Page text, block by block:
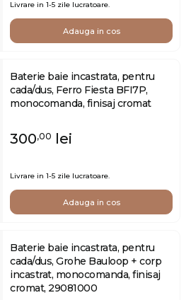
Livrare in 1-5 zile lucratoare.
Adauga in cos
Baterie baie incastrata, pentru
cada/dus, Ferro Fiesta BFI7P,
monocomanda, finisaj cromat
300,00 lei
Livrare in 1-5 zile lucratoare.
Adauga in cos
Baterie baie incastrata, pentru
cada/dus, Grohe Bauloop + corp
incastrat, monocomanda, finisaj
cromat, 29081000